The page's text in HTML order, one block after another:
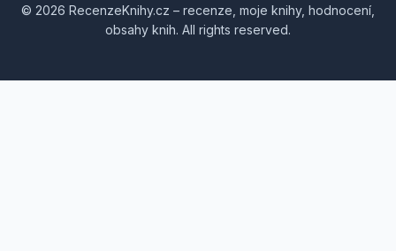
© 2026 RecenzeKnihy.cz – recenze, moje knihy, hodnocení,
obsahy knih. All rights reserved.